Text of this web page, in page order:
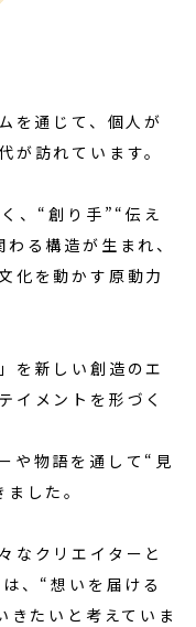
を通じて、 個人が
が訪れています。
、 “創り手”“伝え
る構造が生まれ、
化を動かす原動力
を新しい創造のエ
イメントを形づく
や物語を通して “見
した。
なクリエイターと
、“想いを届ける
きたいと考えていま